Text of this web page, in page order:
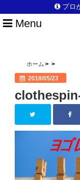
プロ
Menu
水産合羽を選ぶポイン
アメリカ屋のこだわり
日本製のこだわり
安全性のこだわり
選ばれている理由
ホーム
2018/05/23